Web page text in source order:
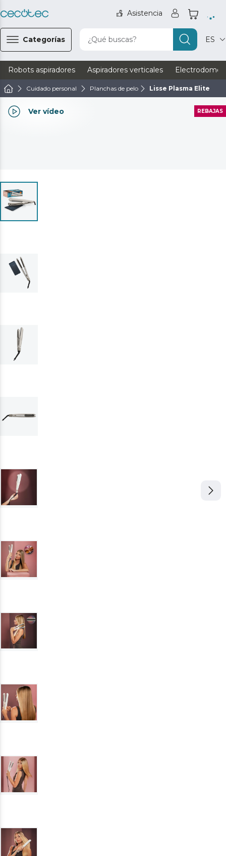
Asistencia
Categorías ¿Qué buscas? ES
Robots aspiradores Aspiradores verticales
Cuidado personal Planchas de pelo Lisse Plasma Elite
Ver vídeo REBAJAS